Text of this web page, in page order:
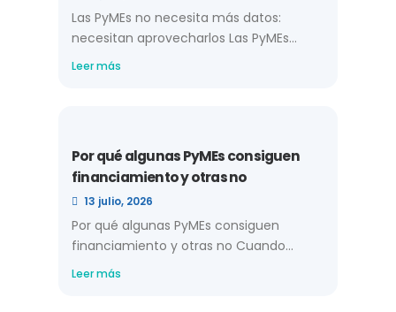
Las PyMEs no necesita más datos:
necesitan aprovecharlos Las PyMEs...
Leer más
Por qué algunas PyMEs consiguen
financiamiento y otras no
13 julio, 2026
Por qué algunas PyMEs consiguen
financiamiento y otras no Cuando...
Leer más